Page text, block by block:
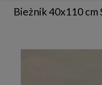
Bieżnik 40x110